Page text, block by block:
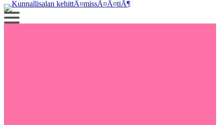
Siirry
sisältöön